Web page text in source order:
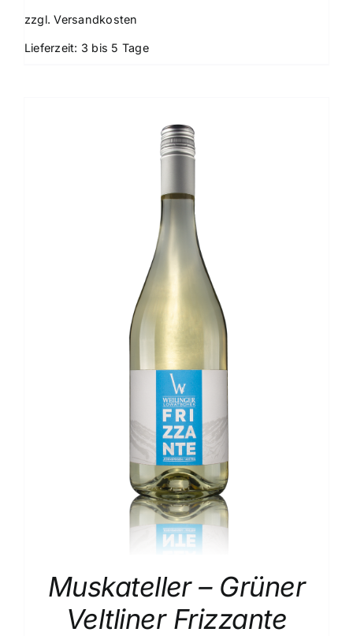
zzgl.Versandkosten
Lieferzeit: 3 bis 5 Tage
Muskateller – Grüner
Veltliner Frizzante